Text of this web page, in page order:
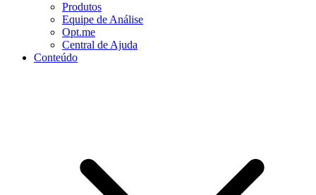
Produtos
Equipe de Análise
Opt.me
Central de Ajuda
Conteúdo